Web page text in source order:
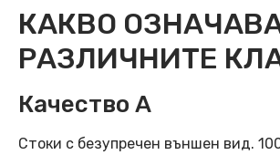
КАКВО
РАЗЛИЧНИТЕ
Качество А
Стоки с безупречен външен вид.